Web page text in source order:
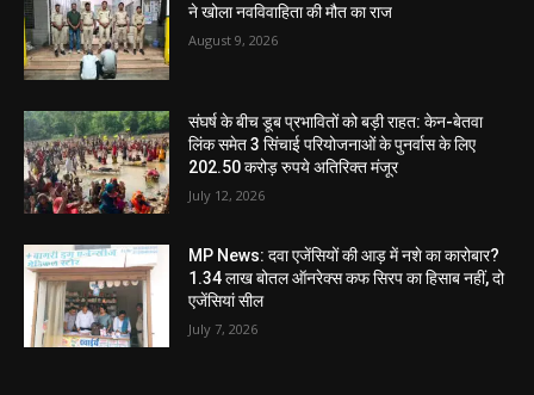
ने खोला नवविवाहिता की मौत का राज
August 9, 2026
संघर्ष के बीच डूब प्रभावितों को बड़ी राहत: केन-बेतवा
लिंक समेत 3 सिंचाई परियोजनाओं के पुनर्वास के लिए
202.50 करोड़ रुपये अतिरिक्त मंजूर
July 12, 2026
MP News: दवा एजेंसियों की आड़ में नशे का कारोबार?
1.34 लाख बोतल ऑनरेक्स कफ सिरप का हिसाब नहीं, दो
एजेंसियां सील
July 7, 2026